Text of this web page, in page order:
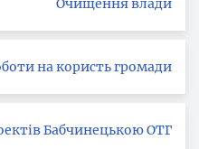
Очищення влади
на користь громади
Бабчинецькою ОТГ